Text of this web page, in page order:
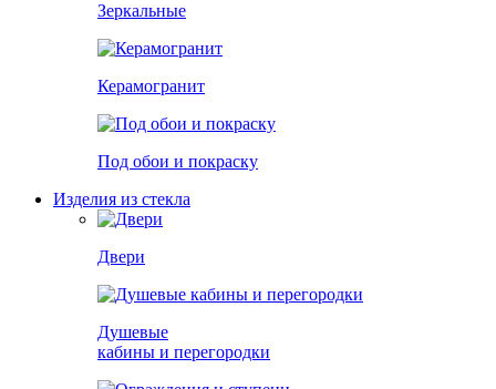
Зеркальные
Керамогранит
Под обои и покраску
Изделия из стекла
Двери
Душевые
кабины и перегородки